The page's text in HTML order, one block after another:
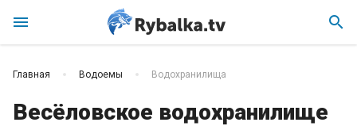
menu search
Главная Водоемы Водохранилища
Весёловское водохранилище